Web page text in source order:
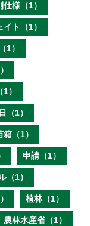
仕様（1）
イト（1）
1）
）
（1）
箱（1）
申請（1）
（1）
植林（1）
農林水産省（1）